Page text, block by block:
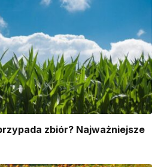
zbiór? Najważniejsze